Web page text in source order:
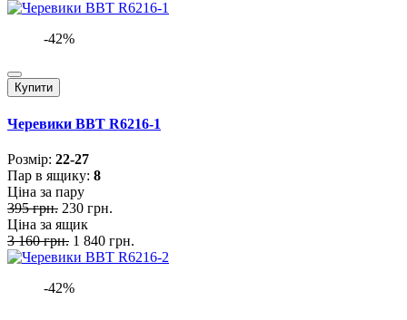
-42%
Купити
Черевики BBT R6216-1
Розмiр: 22-27
Пар в ящику: 8
Ціна за пару
395 грн. 230 грн.
Ціна за ящик
3 160 грн. 1 840 грн.
-42%